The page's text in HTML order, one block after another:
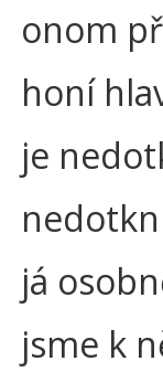
onom
honí
je
já
jsme k